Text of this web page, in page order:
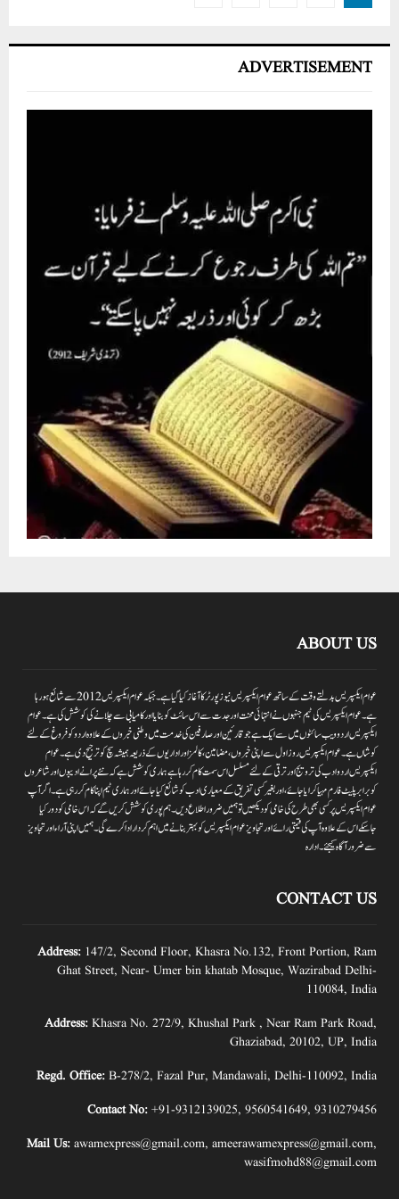
ADVERTISEMENT
ABOUT US
عوام ایکسپریس بدلتے وقت کے ساتھ عوام ایکسپریس نیوز پورٹر کا آغاز کیا گیا ہے۔جبکہ عوام ایکسپریس 2012سے شائع ہورہا
ہے۔ عوام ایکسپریس کی ٹیم جنہوں نے انتہائی محنت اور جدت سے اس سائٹ کو بنایا اور کامیابی سے چلانے کی کوشش کی ہے۔عوام
ایکسپریس اردو ویب سائٹوں میں سے ایک ہے جو قارئین اور صارفین کی خدمت میں وطنی خبروں کے علاوہ اردو کو فروغ کے لئے
کوشاں ہے۔عوام ایکسپریس روز اول سے اپنی خبروں ،مضامین ،کالمز اور اداریوں کے ذریعہ ہمیشہ سچ کو ترجیح دی ہے۔عوام
ایکسپریس اردو ادب کی ترویج اور ترقی کے لئے مسلسل اس سمت کام کر رہا ہے ہماری کوشش ہے کہ نئے پرانے ادیبوں اور شاعروں
کو برابر پلیٹ فارم مہیا کرایا جائے،اور بغیر کسی تفریق کے معیاری ادب کو شائع کیا جائے اور ہماری ٹیم اپنا کام کر رہی ہے۔اگر آپ
عوام ایکسپریس پر کسی بھی طرح کی خامی کو دیکھیں تو ہمیں ضرور اطلاع دیں۔ہم پوری کوشش کریں گے کہ اس خامی کو دور کیا
جاسکے اس کے علاوہ آپ کی قیمتی رائے اور تجاویز عوام ایکسپریس کو بہتر بنانے میں اہم کردار اداکرے گی۔ہمیں اپنی آراءاور تجاویز
سے ضرور آگاہ کیجئے۔ ادارہ
CONTACT US
Address: 147/2, Second Floor, Khasra No.132, Front Portion, Ram
Ghat Street, Near- Umer bin khatab Mosque, Wazirabad Delhi-
110084, India
Address: Khasra No. 272/9, Khushal Park , Near Ram Park Road,
Ghaziabad, 20102, UP, India
Regd. Office: B-278/2, Fazal Pur, Mandawali, Delhi-110092, India
Contact No: +91-9312139025, 9560541649, 9310279456
Mail Us: awamexpress@gmail.com, ameerawamexpress@gmail.com,
wasifmohd88@gmail.com